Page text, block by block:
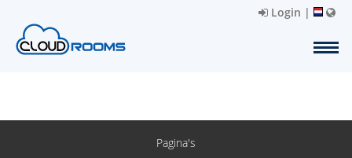
Login |
Pagina's